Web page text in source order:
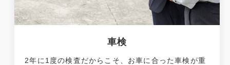
車検
2年に1度の検査だからこそ、お車に合った車検が重